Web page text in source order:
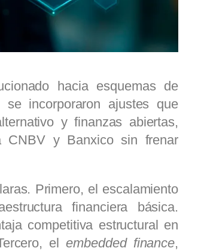
hacia esquemas de
se incorporaron ajustes que
y finanzas abiertas,
CNBV y Banxico sin frenar
Primero, el escalamiento
financiera básica.
competitiva estructural en
elembedded finance,